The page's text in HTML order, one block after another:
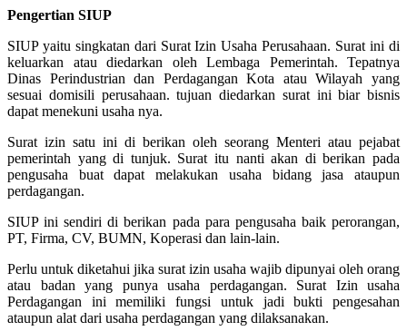
Pengertian SIUP
SIUP yaitu singkatan dari Surat Izin Usaha Perusahaan. Surat ini di
keluarkan atau diedarkan oleh Lembaga Pemerintah. Tepatnya
Dinas Perindustrian dan Perdagangan Kota atau Wilayah yang
sesuai domisili perusahaan. tujuan diedarkan surat ini biar bisnis
dapat menekuni usaha nya.
Surat izin satu ini di berikan oleh seorang Menteri atau pejabat
pemerintah yang di tunjuk. Surat itu nanti akan di berikan pada
pengusaha buat dapat melakukan usaha bidang jasa ataupun
perdagangan.
SIUP ini sendiri di berikan pada para pengusaha baik perorangan,
PT, Firma, CV, BUMN, Koperasi dan lain-lain.
Perlu untuk diketahui jika surat izin usaha wajib dipunyai oleh orang
atau badan yang punya usaha perdagangan. Surat Izin usaha
Perdagangan ini memiliki fungsi untuk jadi bukti pengesahan
ataupun alat dari usaha perdagangan yang dilaksanakan.